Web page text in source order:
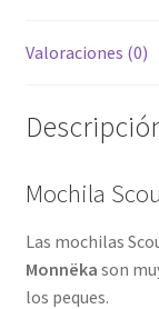
Valoraciones (0)
Mochila
Las mochilas
Monnëka son
los peques.